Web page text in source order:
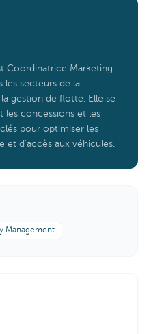
Coordinatrice Marketing
les secteurs de la
gestion de flotte. Elle se
les concessions et les
pour optimiser les
et d'accès aux véhicules.
Management